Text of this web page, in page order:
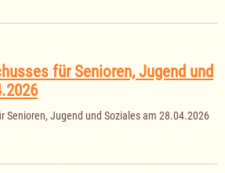
für Senioren, Jugend und
Senioren, Jugend und Soziales am 28.04.2026